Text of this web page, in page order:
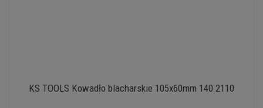
KS TOOLS Kowadło blacharskie 105x60mm 140.2110